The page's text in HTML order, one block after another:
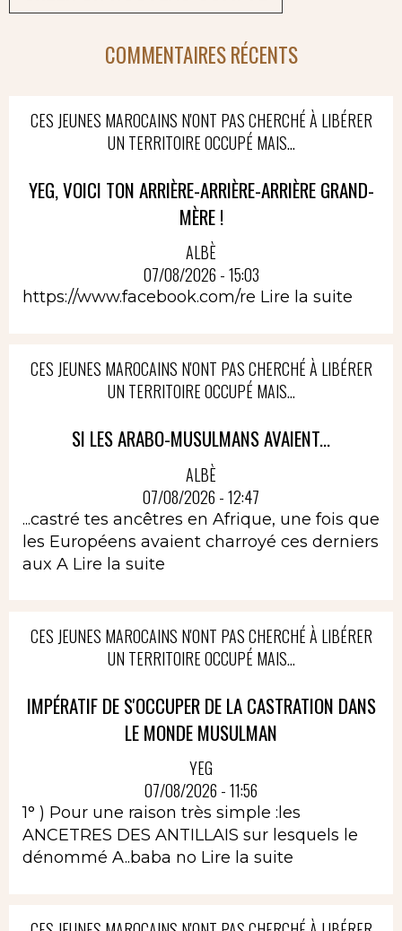
COMMENTAIRES RÉCENTS
CES JEUNES MAROCAINS N'ONT PAS CHERCHÉ À LIBÉRER
UN TERRITOIRE OCCUPÉ MAIS...
YEG, VOICI TON ARRIÈRE-ARRIÈRE-ARRIÈRE GRAND-
MÈRE !
ALBÈ
07/08/2026 - 15:03
https://www.facebook.com/re Lire la suite
CES JEUNES MAROCAINS N'ONT PAS CHERCHÉ À LIBÉRER
UN TERRITOIRE OCCUPÉ MAIS...
SI LES ARABO-MUSULMANS AVAIENT...
ALBÈ
07/08/2026 - 12:47
...castré tes ancêtres en Afrique, une fois que
les Européens avaient charroyé ces derniers
aux A Lire la suite
CES JEUNES MAROCAINS N'ONT PAS CHERCHÉ À LIBÉRER
UN TERRITOIRE OCCUPÉ MAIS...
IMPÉRATIF DE S'OCCUPER DE LA CASTRATION DANS
LE MONDE MUSULMAN
YEG
07/08/2026 - 11:56
1° ) Pour une raison très simple :les
ANCETRES DES ANTILLAIS sur lesquels le
dénommé A..baba no Lire la suite